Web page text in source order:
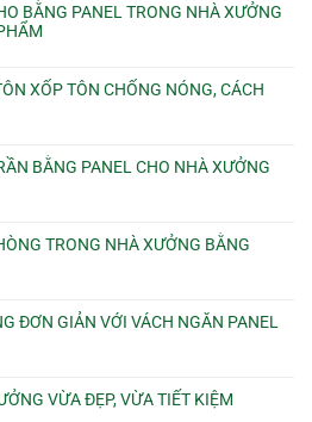
BẰNG PANEL TRONG NHÀ XƯỞNG
XỐP TÔN CHỐNG NÓNG, CÁCH
BẰNG PANEL CHO NHÀ XƯỞNG
TRONG NHÀ XƯỞNG BẰNG
ĐƠN GIẢN VỚI VÁCH NGĂN PANEL
VỪA ĐẸP, VỪA TIẾT KIỆM